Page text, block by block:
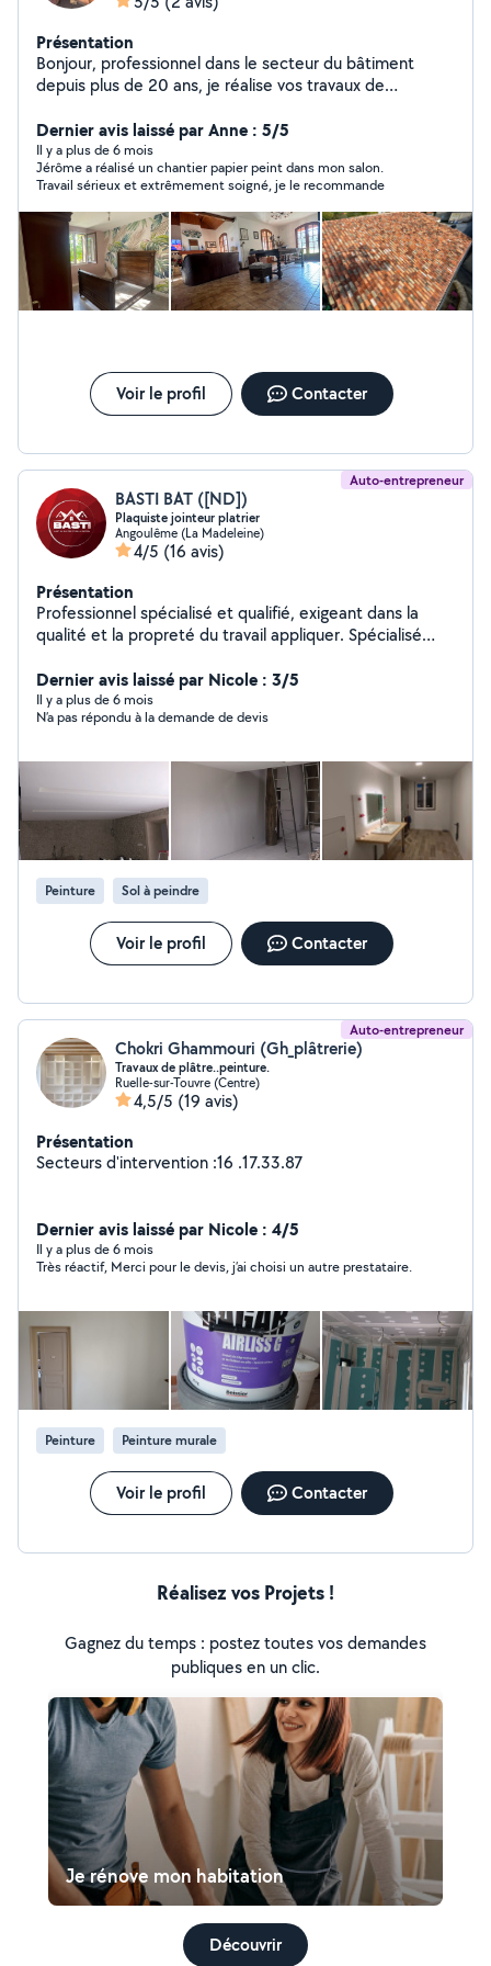
Présentation
Bonjour, professionnel dans le secteur du bâtiment
depuis plus de 20 ans, je réalise vos travaux de
également pour vos travaux de couverture. Intervention
rapide et soignée.
Dernier avis laissé par Anne : 5/5
Il y a plus de 6 mois
Jérôme a réalisé un chantier papier peint dans mon salon.
Travail sérieux et extrêmement soigné, je le recommande
Voir le profil Contacter
Auto-entrepreneur
BASTI BAT ([ND])
Plaquiste jointeur platrier
Angoulême (La Madeleine)
4/5 (16 avis)
Présentation
Professionnel spécialisé et qualifié, exigeant dans la
qualité et la propreté du travail appliquer. Spécialisé
parquet, etc..).
Dernier avis laissé par Nicole : 3/5
Il y a plus de 6 mois
N’a pas répondu à la demande de devis
Peinture Sol à peindre
Voir le profil Contacter
Auto-entrepreneur
Chokri Ghammouri (Gh_plâtrerie)
Travaux de plâtre..peinture.
Ruelle-sur-Touvre (Centre)
4,5/5 (19 avis)
Présentation
Secteurs d'intervention :16 .17.33.87
Dernier avis laissé par Nicole : 4/5
Il y a plus de 6 mois
Très réactif, Merci pour le devis, j’ai choisi un autre prestataire.
Peinture Peinture murale
Voir le profil Contacter
Réalisez vos Projets !
Gagnez du temps : postez toutes vos demandes
publiques en un clic.
Je rénove mon habitation
Découvrir